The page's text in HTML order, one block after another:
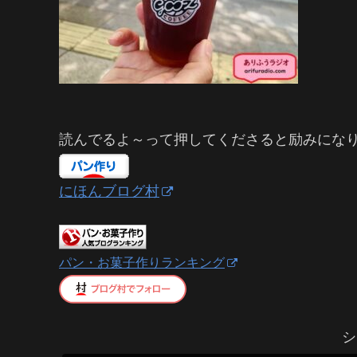
読んでるよ～って押してくださると励みにな
にほんブログ村
パン・お菓子作りランキング